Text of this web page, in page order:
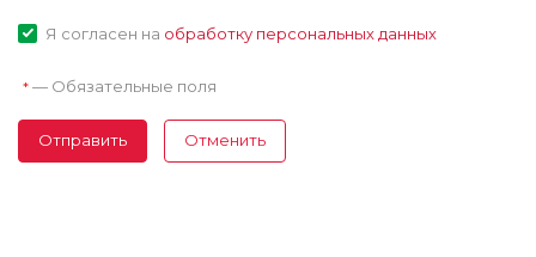
Я согласен на обработку персональных данных
* — Обязательные поля
Отправить Отменить